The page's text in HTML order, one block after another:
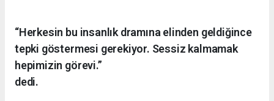
“Herkesin bu insanlık dramına elinden geldiğince
tepki göstermesi gerekiyor. Sessiz kalmamak
hepimizin görevi.”
dedi.